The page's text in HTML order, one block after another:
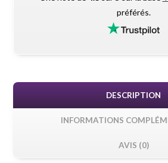
préférés.
DESCRIPTION
INFORMATIONS
AVIS (0)